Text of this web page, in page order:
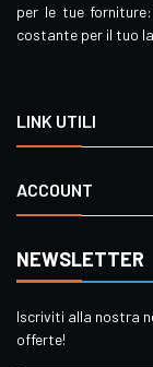
per le tue
costante per il tuo
LINK UTILI
ACCOUNT
NEWSLETTER
Iscriviti alla nostra
offerte!